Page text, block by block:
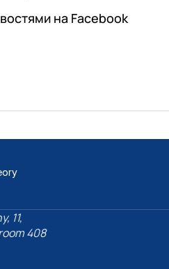
на Facebook
11,
408